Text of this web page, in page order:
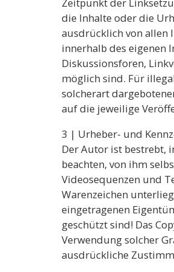
Zeitpunkt der
die Inhalte oder die
ausdrücklich von allen
innerhalb des eigenen
Diskussionsforen,
möglich sind. Für
solcherart
auf die jeweilige
3 | Urheber- und
Der Autor ist bestrebt,
beachten, von ihm
Videosequenzen und
Warenzeichen
eingetragenen
geschützt sind! Das
Verwendung solcher
ausdrückliche